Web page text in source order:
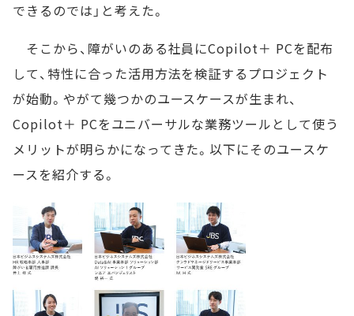
できるのでは」と考えた。
そこから、障がいのある社員にCopilot＋ PCを配布
して、特性に合った活用方法を検証するプロジェクト
が始動。やがて幾つかのユースケースが生まれ、
Copilot＋ PCをユニバーサルな業務ツールとして使う
メリットが明らかになってきた。以下にそのユースケ
ースを紹介する。